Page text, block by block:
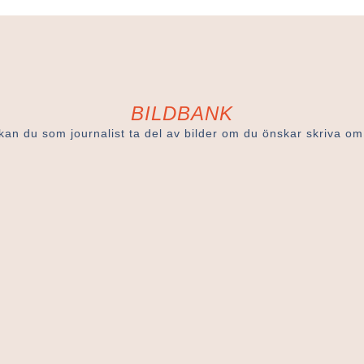
BILDBANK
du som journalist ta del av bilder om du önskar skriva